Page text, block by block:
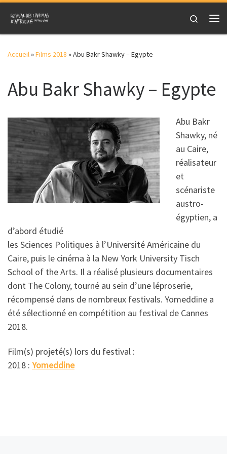
Skip to content
Search
Accueil»Films 2018 »Abu Bakr Shawky – Egypte
Abu Bakr Shawky – Egypte
Abu Bakr
Shawky, né
au Caire,
réalisateur
et
scénariste
austro-
égyptien, a
d’abord étudié
les Sciences Politiques à l’Université Américaine du
Caire, puis le cinéma à la New York University Tisch
School of the Arts. Il a réalisé plusieurs documentaires
dont The Colony, tourné au sein d’une léproserie,
récompensé dans de nombreux festivals. Yomeddine a
été sélectionné en compétition au festival de Cannes
2018.
Film(s) projeté(s) lors du festival :
2018 : Yomeddine